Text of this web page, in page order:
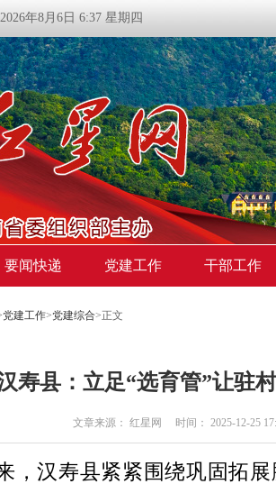
2026年8月6日 6:37 星期四
要闻快递 党建工作 干部工作
党建工作>党建综合>正文
寿县：立足“选育管”让驻
文章来源： 红星网 时间： 2025-12-25
，汉寿县紧紧围绕巩固拓